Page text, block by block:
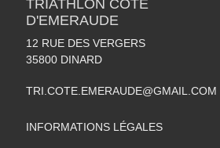
TRIATHLON CÔTE
D'EMERAUDE
12 RUE DES VERGERS
35800 DINARD
TRI.COTE.EMERAUDE@GMAIL.COM
INFORMATIONS LÉGALES